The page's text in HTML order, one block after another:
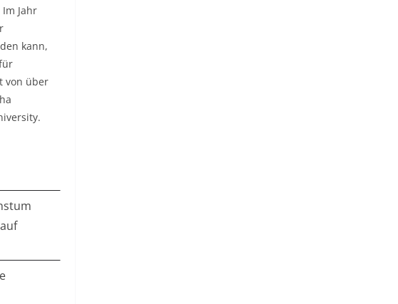
Jahr
kann,
von über